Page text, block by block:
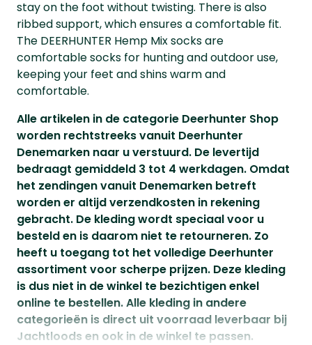
stay on the foot without twisting. There is also
ribbed support, which ensures a comfortable fit.
The DEERHUNTER Hemp Mix socks are
comfortable socks for hunting and outdoor use,
keeping your feet and shins warm and
comfortable.
Alle artikelen in de categorie Deerhunter Shop
worden rechtstreeks vanuit Deerhunter
Denemarken naar u verstuurd. De levertijd
bedraagt gemiddeld 3 tot 4 werkdagen. Omdat
het zendingen vanuit Denemarken betreft
worden er altijd verzendkosten in rekening
gebracht. De kleding wordt speciaal voor u
besteld en is daarom niet te retourneren. Zo
heeft u toegang tot het volledige Deerhunter
assortiment voor scherpe prijzen. Deze kleding
is dus niet in de winkel te bezichtigen enkel
online te bestellen. Alle kleding in andere
categorieën is direct uit voorraad leverbaar bij
Jachtloods en ook in de winkel te passen.